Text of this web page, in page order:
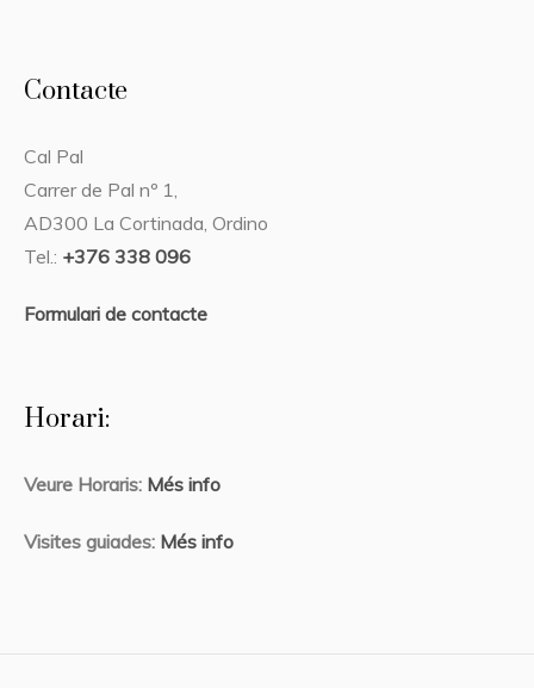
Contacte
Cal Pal
Carrer de Pal nº 1,
AD300 La Cortinada, Ordino
Tel.: +376 338 096
Formulari de contacte
Horari:
Veure Horaris: Més info
Visites guiades: Més info